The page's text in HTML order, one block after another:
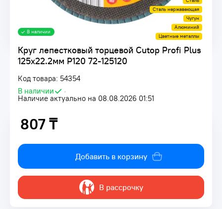
Круг лепестковый торцевой Cutop Profi Plus
125х22.2мм P120 72-125120
Код товара: 54354
В наличии
•
Наличие актуально на 08.08.2026 01:51
В наличии
Сталь нержавеющая
Чугун
Алюминий
Цветные металлы
807 ₸
807 ₸
Добавить в корзину
В рассрочку